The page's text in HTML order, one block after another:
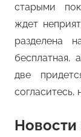
старыми
ждет
разделена
бесплатная,
две
согласитесь,
Новости